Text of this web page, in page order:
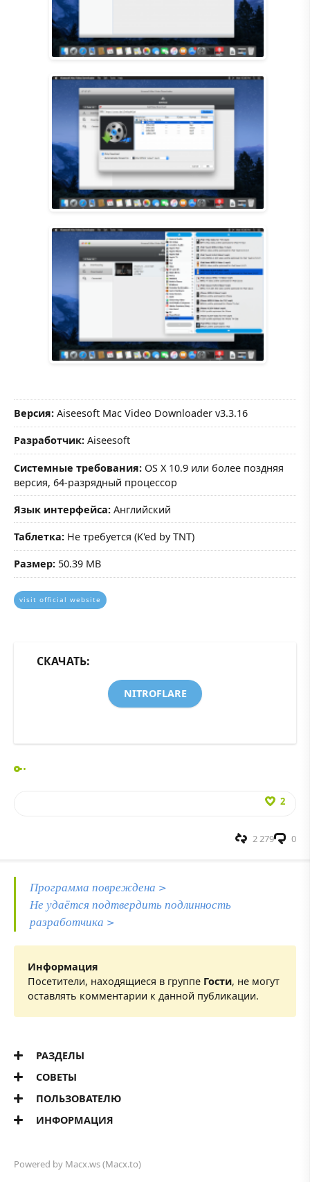
Версия: Aiseesoft Mac Video Downloader v3.3.16
Разработчик: Aiseesoft
Системные требования: OS X 10.9 или более поздняя
версия, 64-разрядный процессор
Язык интерфейса: Английский
Таблетка: Не требуется (K'ed by TNT)
Размер: 50.39 MB
visit official website
СКАЧАТЬ:
NITROFLARE
2
0
2 279
Программа повреждена >
Не удаётся подтвердить подлинность
разработчика >
Информация
Посетители, находящиеся в группе Гости, не могут
оставлять комментарии к данной публикации.
РАЗДЕЛЫ
СОВЕТЫ
ПОЛЬЗОВАТЕЛЮ
ИНФОРМАЦИЯ
Powered by Macx.ws(Macx.to)